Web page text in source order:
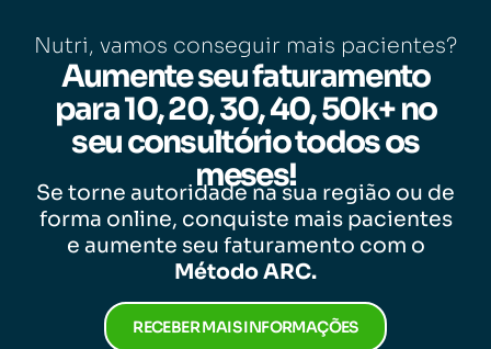
Nutri, vamos conseguir mais pacientes?
Aumente seu faturamento
para 10, 20, 30, 40, 50k+ no
seu consultório todos os
meses!
Se torne autoridade na sua região ou de
forma online, conquiste mais pacientes
e aumente seu faturamento com o
Método ARC.
RECEBER MAIS INFORMAÇÕES